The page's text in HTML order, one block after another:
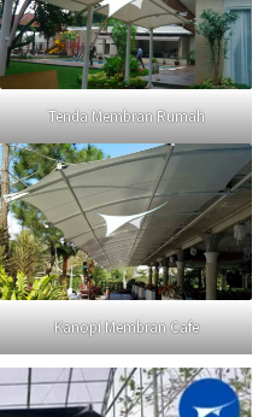
Tenda Membran Rumah
Kanopi Membran Cafe